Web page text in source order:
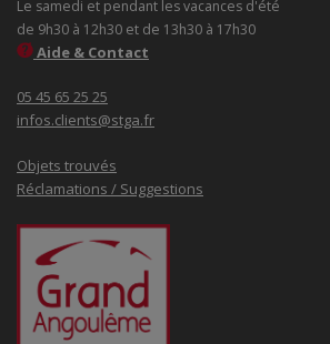
Le samedi et pendant les vacances d'été
de 9h30 à 12h30 et de 13h30 à 17h30
Aide & Contact
05 45 65 25 25
infos.clients@stga.fr
Objets trouvés
Réclamations / Suggestions